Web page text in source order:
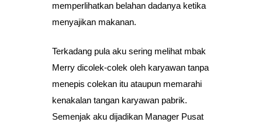
memperlihatkan belahan dadanya ketika
menyajikan makanan.
Terkadang pula aku sering melihat mbak
Merry dicolek-colek oleh karyawan tanpa
menepis colekan itu ataupun memarahi
kenakalan tangan karyawan pabrik.
Semenjak aku dijadikan Manager Pusat